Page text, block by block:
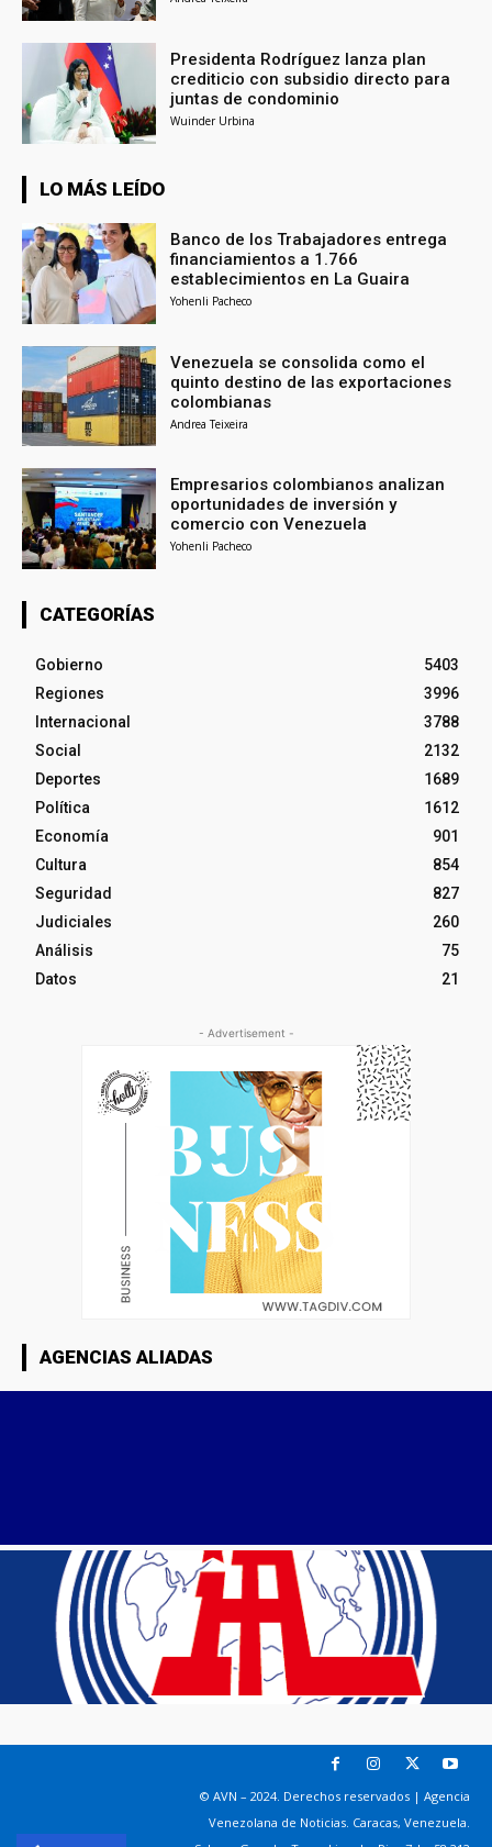
Presidenta Rodríguez lanza plan
crediticio con subsidio directo para
juntas de condominio
Wuinder Urbina
LO MÁS LEÍDO
Banco de los Trabajadores entrega
financiamientos a 1.766
establecimientos en La Guaira
Yohenli Pacheco
Venezuela se consolida como el
quinto destino de las exportaciones
colombianas
Andrea Teixeira
Empresarios colombianos analizan
oportunidades de inversión y
comercio con Venezuela
Yohenli Pacheco
CATEGORÍAS
Gobierno
5403
Regiones
3996
Internacional
3788
Social
2132
Deportes
1689
Política
1612
Economía
901
Cultura
854
Seguridad
827
Judiciales
260
Análisis
75
Datos
21
- Advertisement -
AGENCIAS ALIADAS
© AVN – 2024. Derechos reservados | Agencia
Venezolana de Noticias. Caracas, Venezuela.